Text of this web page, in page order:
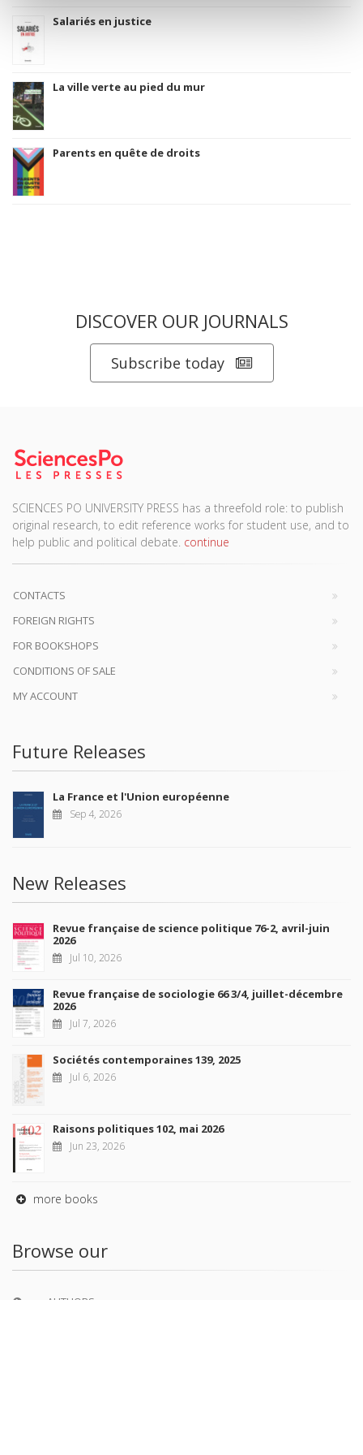
Salariés en justice
La ville verte au pied du mur
Parents en quête de droits
DISCOVER OUR JOURNALS
Subscribe today
SCIENCES PO UNIVERSITY PRESS has a threefold role: to publish
original research, to edit reference works for student use, and to
help public and political debate. continue
CONTACTS
FOREIGN RIGHTS
FOR BOOKSHOPS
CONDITIONS OF SALE
MY ACCOUNT
Future Releases
La France et l'Union européenne
Sep 4, 2026
New Releases
Revue française de science politique 76-2, avril-juin
2026
Jul 10, 2026
Revue française de sociologie 66 3/4, juillet-décembre
2026
Jul 7, 2026
Sociétés contemporaines 139, 2025
Jul 6, 2026
Raisons politiques 102, mai 2026
Jun 23, 2026
more books
Browse our
AUTHORS